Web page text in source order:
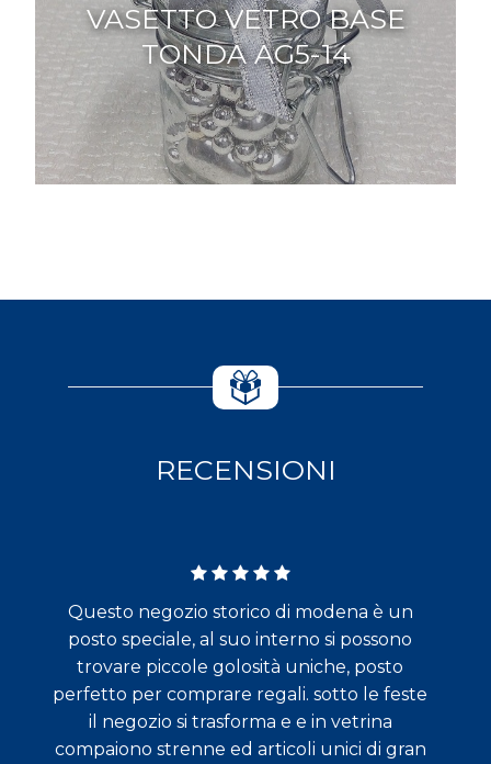
VASETTO VETRO BASE
TONDA AG5-14
RECENSIONI
Questo negozio storico di modena è un
posto speciale, al suo interno si possono
trovare piccole golosità uniche, posto
perfetto per comprare regali. sotto le feste
il negozio si trasforma e e in vetrina
compaiono strenne ed articoli unici di gran